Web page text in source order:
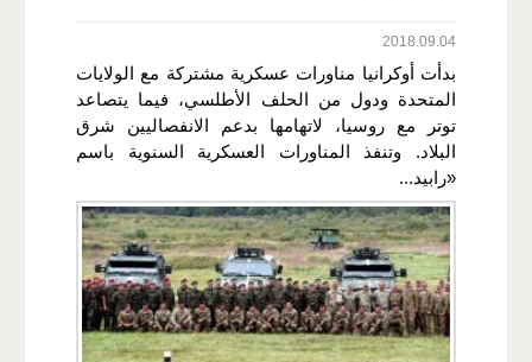
2018.09.04
بدأت أوكرانيا مناورات عسكرية مشتركة مع الولايات
المتحدة ودول من الحلف الأطلسي، فيما يتصاعد
توتر مع روسيا، لاتهامها بدعم الانفصاليين شرق
البلاد. وتنفذ المناورات العسكرية السنوية باسم
«رابيد...